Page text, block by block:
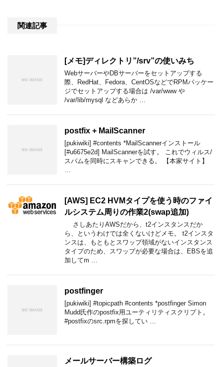
関連記事
[メモ]ディレクトリ”/srv”の使いみち
WebサーバーやDBサーバーをセットアップする
際、RedHat、Fedora、CentOSなどでRPMパッケー
ジでセットアップする場合は /var/www や
/var/lib/mysql などあらか …
postfix + MailScanner
[pukiwiki] #contents *MailScannerインストール
[#u6675e2d] MailScannerを試す。 これでウィルス/
スパムを同時にスキャンできる。 【本家サイト】
[AWS] EC2 HVMタイプを使う時のファイ
ルシステム周りの作業2(swap追加)
さしあたりAWSだから、t2インスタンスだか
ら、というわけでは全くないけどメモ。 t2インスタ
ンスは、もともとスワップ領域がないインスタンス
タイプのため、スワップが必要な場合は、EBSを追
加してm …
postfinger
[pukiwiki] #topicpath #contents *postfinger Simon
Mudd氏作のpostfix用ユーティリティスクリプト。
#postfixのsrc.rpmを探してい …
メールサーバー構築ログ